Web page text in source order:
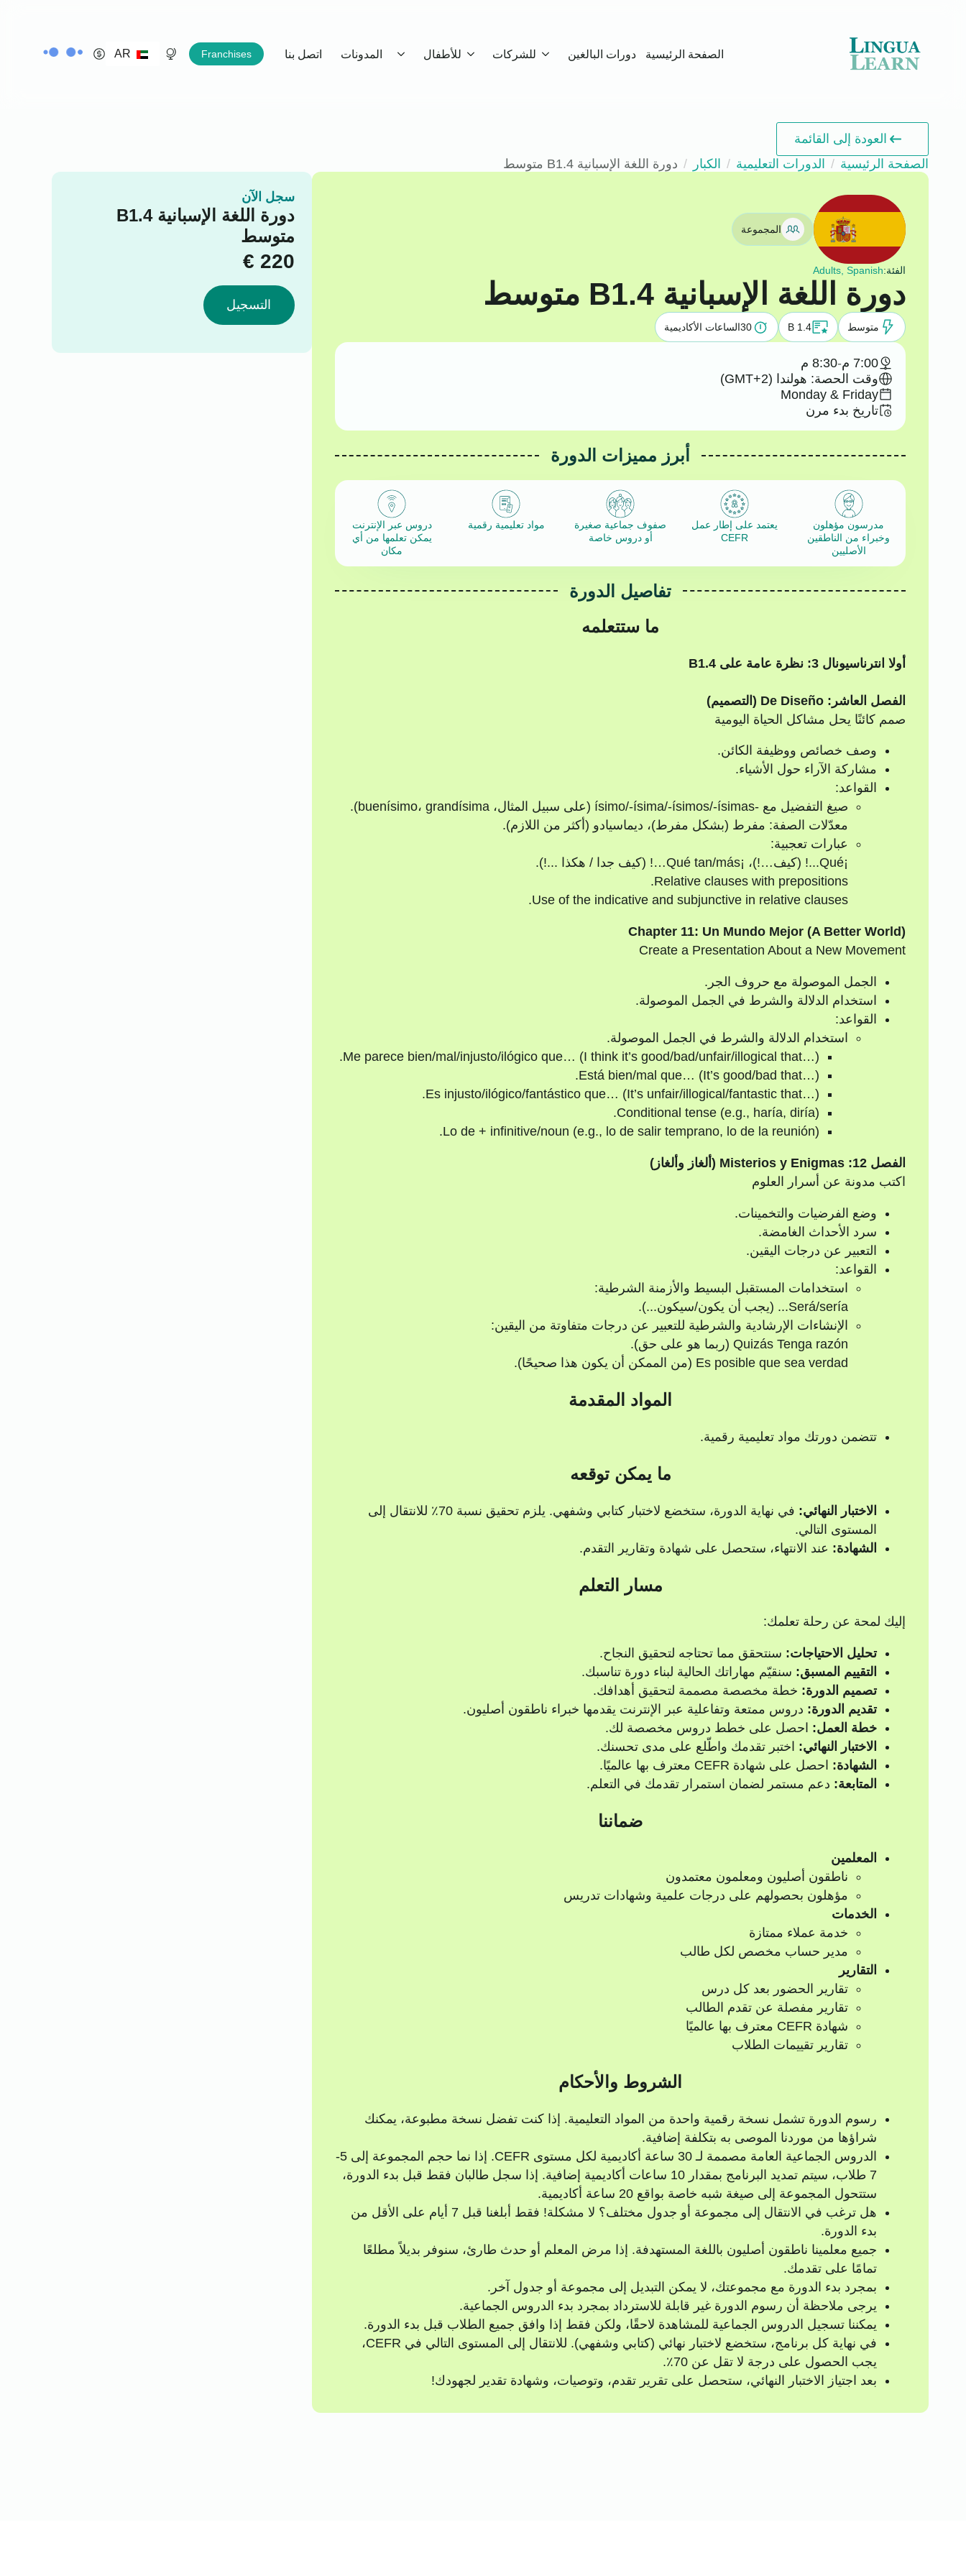
الصفحة الرئيسية دورات البالغين للشركات للأطفال المدونات اتصل بنا Franchises
العودة إلى القائمة
الصفحة الرئيسية
الدورات التعليمية الكبار دورة اللغة الإسبانية B1.4 متوسط
المجموعة
الفئة:Adults, Spanish
دورة اللغة الإسبانية B1.4 متوسط
متوسط B 1.4
30الساعات الأكاديمية
7:00 م -8:30 م
وقت الحصة: هولندا (GMT+2)
Monday & Friday
تاريخ بدء مرن
أبرز مميزات الدورة
مدرسون مؤهلون
وخبراء من الناطقين
الأصليين
يعتمد على إطار عمل
CEFR
صفوف جماعية صغيرة
أو دروس خاصة
مواد تعليمية رقمية
دروس عبر الإنترنت
يمكن تعلمها من أي
مكان
تفاصيل الدورة
ما ستتعلمه
أولا انترناسيونال 3: نظرة عامة على B1.4
الفصل العاشر: De Diseño (التصميم)
صمم كائنًا يحل مشاكل الحياة اليومية
وصف خصائص ووظيفة الكائن.
مشاركة الآراء حول الأشياء.
القواعد:
صيغ التفضيل مع -ísimo/-ísima/-ísimos/-ísimas (على سبيل المثال، buenísimo، grandísima).
معدّلات الصفة: مفرط (بشكل مفرط)، ديماسيادو (أكثر من اللازم).
عبارات تعجبية:
¡Qué...! (كيف…!)، ¡Qué tan/más…! (كيف جدا / هكذا ...!).
Relative clauses with prepositions.
Use of the indicative and subjunctive in relative clauses.
Chapter 11: Un Mundo Mejor (A Better World)
Create a Presentation About a New Movement
الجمل الموصولة مع حروف الجر.
استخدام الدلالة والشرط في الجمل الموصولة.
القواعد:
استخدام الدلالة والشرط في الجمل الموصولة.
Me parece bien/mal/injusto/ilógico que… (I think it’s good/bad/unfair/illogical that…).
Está bien/mal que… (It’s good/bad that…).
Es injusto/ilógico/fantástico que… (It’s unfair/illogical/fantastic that…).
Conditional tense (e.g., haría, diría).
Lo de + infinitive/noun (e.g., lo de salir temprano, lo de la reunión).
الفصل 12: Misterios y Enigmas (ألغاز وألغاز)
اكتب مدونة عن أسرار العلوم
وضع الفرضيات والتخمينات.
سرد الأحداث الغامضة.
التعبير عن درجات اليقين.
القواعد:
استخدامات المستقبل البسيط والأزمنة الشرطية:
Será/sería... (يجب أن يكون/سيكون...).
الإنشاءات الإرشادية والشرطية للتعبير عن درجات متفاوتة من اليقين:
Quizás Tenga razón (ربما هو على حق).
Es posible que sea verdad (من الممكن أن يكون هذا صحيحًا).
المواد المقدمة
تتضمن دورتك مواد تعليمية رقمية.
ما يمكن توقعه
الاختبار النهائي:
في نهاية الدورة، ستخضع لاختبار كتابي وشفهي. يلزم تحقيق نسبة 70٪ للانتقال إلى
المستوى التالي.
الشهادة: عند الانتهاء، ستحصل على شهادة وتقارير التقدم.
مسار التعلم
إليك لمحة عن رحلة تعلمك:
تحليل الاحتياجات: سنتحقق مما تحتاجه لتحقيق النجاح.
التقييم المسبق: سنقيّم مهاراتك الحالية لبناء دورة تناسبك.
تصميم الدورة: خطة مخصصة مصممة لتحقيق أهدافك.
تقديم الدورة: دروس ممتعة وتفاعلية عبر الإنترنت يقدمها خبراء ناطقون أصليون.
خطة العمل: احصل على خطط دروس مخصصة لك.
الاختبار النهائي: اختبر تقدمك واطّلع على مدى تحسنك.
الشهادة: احصل على شهادة CEFR معترف بها عالميًا.
المتابعة: دعم مستمر لضمان استمرار تقدمك في التعلم.
ضماننا
المعلمين
ناطقون أصليون ومعلمون معتمدون
مؤهلون بحصولهم على درجات علمية وشهادات تدريس
الخدمات
خدمة عملاء ممتازة
مدير حساب مخصص لكل طالب
التقارير
تقارير الحضور بعد كل درس
تقارير مفصلة عن تقدم الطالب
شهادة CEFR معترف بها عالميًا
تقارير تقييمات الطلاب
الشروط والأحكام
رسوم الدورة تشمل نسخة رقمية واحدة من المواد التعليمية. إذا كنت تفضل نسخة مطبوعة، يمكنك
شراؤها من موردنا الموصى به بتكلفة إضافية.
الدروس الجماعية العامة مصممة لـ 30 ساعة أكاديمية لكل مستوى CEFR. إذا نما حجم المجموعة إلى 5-
7 طلاب، سيتم تمديد البرنامج بمقدار 10 ساعات أكاديمية إضافية. إذا سجل طالبان فقط قبل بدء الدورة،
ستتحول المجموعة إلى صيغة شبه خاصة بواقع 20 ساعة أكاديمية.
هل ترغب في الانتقال إلى مجموعة أو جدول مختلف؟ لا مشكلة! فقط أبلغنا قبل 7 أيام على الأقل من
بدء الدورة.
جميع معلمينا ناطقون أصليون باللغة المستهدفة. إذا مرض المعلم أو حدث طارئ، سنوفر بديلاً مطلعًا
تمامًا على تقدمك.
بمجرد بدء الدورة مع مجموعتك، لا يمكن التبديل إلى مجموعة أو جدول آخر.
يرجى ملاحظة أن رسوم الدورة غير قابلة للاسترداد بمجرد بدء الدروس الجماعية.
يمكننا تسجيل الدروس الجماعية للمشاهدة لاحقًا، ولكن فقط إذا وافق جميع الطلاب قبل بدء الدورة.
في نهاية كل برنامج، ستخضع لاختبار نهائي (كتابي وشفهي). للانتقال إلى المستوى التالي في CEFR،
يجب الحصول على درجة لا تقل عن 70٪.
بعد اجتياز الاختبار النهائي، ستحصل على تقرير تقدم، وتوصيات، وشهادة تقدير لجهودك!
سجل الآن
دورة اللغة الإسبانية B1.4
متوسط
€ 220
التسجيل